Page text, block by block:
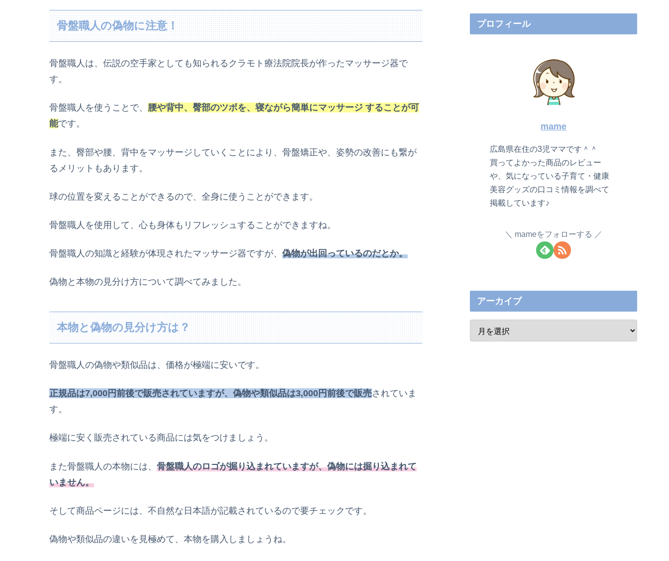
骨盤職人の偽物に注意！
骨盤職人は、伝説の空手家としても知られるクラモト療法院院長が作ったマッサージ器で
す。
骨盤職人を使うことで、 腰や背中、臀部のツボを、寝ながら簡単にマッサージ することが可
能です。
また、臀部や腰、背中をマッサージしていくことにより、骨盤矯正や、姿勢の改善にも繋が
るメリットもあります。
球の位置を変えることができるので、全身に使うことができます。
骨盤職人を使用して、心も身体もリフレッシュすることができますね。
骨盤職人の知識と経験が体現されたマッサージ器ですが、 偽物が出回っているのだとか。
偽物と本物の見分け方について調べてみました。
本物と偽物の見分け方は？
骨盤職人の偽物や類似品は、価格が極端に安いです。
正規品は7,000円前後で販売されていますが、偽物や類似品は3,000円前後で販売されていま
す。
極端に安く販売されている商品には気をつけましょう。
また骨盤職人の本物には、 骨盤職人のロゴが掘り込まれていますが、偽物には掘り込まれて
いません。
そして商品ページには、不自然な日本語が記載されているので要チェックです。
偽物や類似品の違いを見極めて、本物を購入しましょうね。
プロフィール
mame
広島県在住の3児ママです＾＾
買ってよかった商品のレビュー
や、気になっている子育て・健康
美容グッズの口コミ情報を調べて
掲載しています♪
mameをフォローする
アーカイブ